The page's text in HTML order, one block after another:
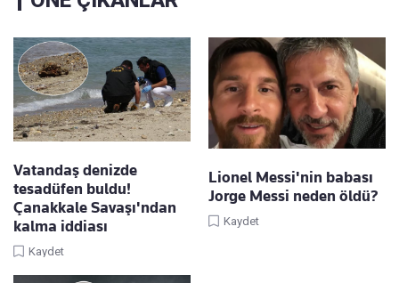
Vatandaş denizde
tesadüfen buldu!
Çanakkale Savaşı'ndan
kalma iddiası
Kaydet
Lionel Messi'nin babası
Jorge Messi neden öldü?
Kaydet